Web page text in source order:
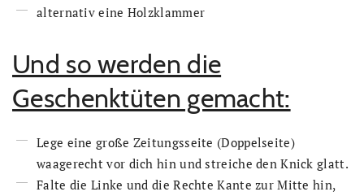
alternativ eine Holzklammer
Und so werden die
Geschenktüten gemacht:
Lege eine große Zeitungsseite (Doppelseite)
waagerecht vor dich hin und streiche den Knick glatt.
Falte die Linke und die Rechte Kante zur Mitte hin,